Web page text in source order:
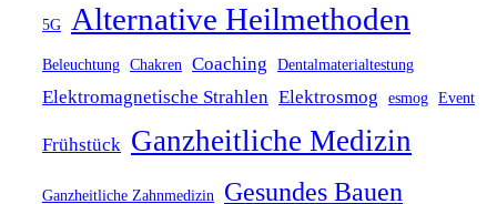
5G Alternative Heilmethoden
Beleuchtung Chakren Coaching Dentalmaterialtestung
Elektromagnetische Strahlen Elektrosmog esmog Event
Frühstück Ganzheitliche Medizin
Ganzheitliche Zahnmedizin Gesundes Bauen